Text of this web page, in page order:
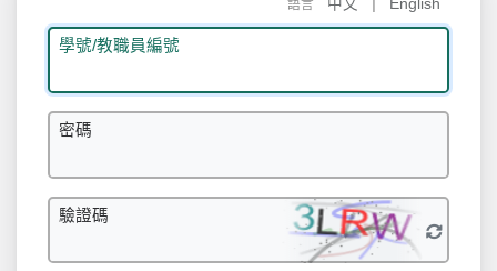
語言 中文 English
學號/教職員編號
密碼
驗證碼